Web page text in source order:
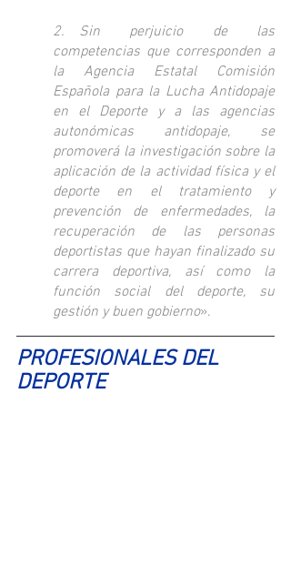
2. Sin perjuicio de las
competencias que corresponden a
la Agencia Estatal Comisión
Española para la Lucha Antidopaje
en el Deporte y a las agencias
autonómicas antidopaje, se
promoverá la investigación sobre la
aplicación de la actividad física y el
deporte en el tratamiento y
prevención de enfermedades, la
recuperación de las personas
deportistas que hayan finalizado su
carrera deportiva, así como la
función social del deporte, su
gestión y buen gobierno».
PROFESIONALES DEL
DEPORTE